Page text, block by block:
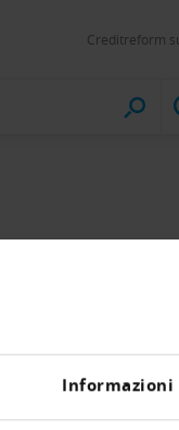
Informazioni
Creditreform
vor
die finanzielle